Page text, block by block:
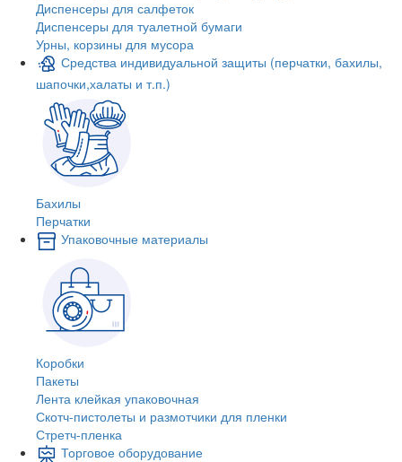
Диспенсеры для салфеток
Диспенсеры для туалетной бумаги
Урны, корзины для мусора
Средства индивидуальной защиты (перчатки, бахилы,
шапочки,халаты и т.п.)
Бахилы
Перчатки
Упаковочные материалы
Коробки
Пакеты
Лента клейкая упаковочная
Скотч-пистолеты и размотчики для пленки
Стретч-пленка
Торговое оборудование